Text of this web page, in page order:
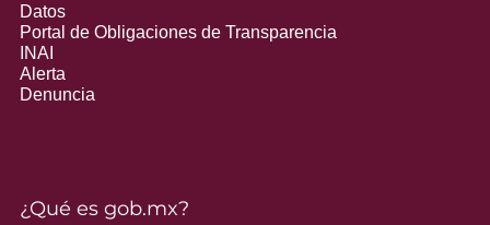
Datos
Portal de Obligaciones de Transparencia
INAI
Alerta
Denuncia
¿Qué es gob.mx?